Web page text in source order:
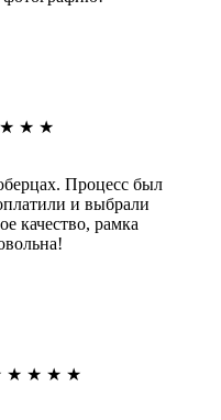
★ ★ ★
Процесс был
и выбрали
качество, рамка
★ ★ ★ ★